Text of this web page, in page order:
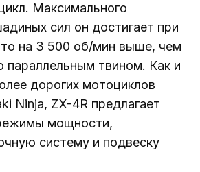
Максимального
сил он достигает при
на 3 500 об/мин выше, чем
параллельным твином. Как и
дорогих мотоциклов
Ninja, ZX-4R предлагает
мощности,
систему и подвеску